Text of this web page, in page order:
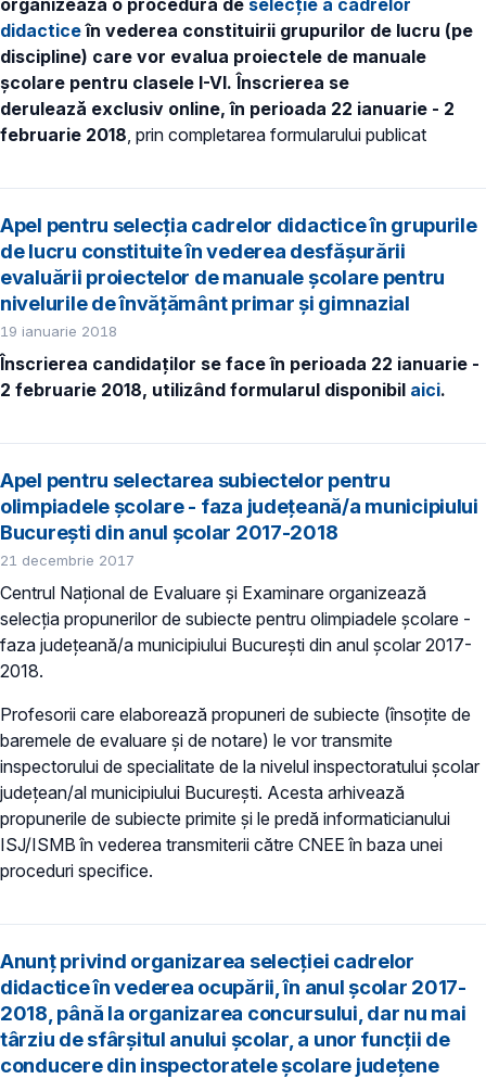
organizează o procedură de selecţie a cadrelor
didacticeîn vederea constituirii grupurilor de lucru (pe
discipline) care vor evalua proiectele de manuale
şcolare pentru clasele I-VI. Înscrierea se
derulează exclusiv online, în perioada 22 ianuarie - 2
februarie 2018, prin completarea formularului publicat
Apel pentru selecția cadrelor didactice în grupurile
de lucru constituite în vederea desfășurării
evaluării proiectelor de manuale școlare pentru
nivelurile de învățământ primar și gimnazial
19 ianuarie 2018
Înscrierea candidaților se face în perioada 22 ianuarie -
2 februarie 2018, utilizând formularul disponibil aici.
Apel pentru selectarea subiectelor pentru
olimpiadele școlare - faza județeană/a municipiului
București din anul şcolar 2017-2018
21 decembrie 2017
Centrul Național de Evaluare și Examinare organizează
selecţia propunerilor de subiecte pentru olimpiadele școlare -
faza județeană/a municipiului București din anul şcolar 2017-
2018.
Profesorii care elaborează propuneri de subiecte (însoțite de
baremele de evaluare și de notare) le vor transmite
inspectorului de specialitate de la nivelul inspectoratului școlar
județean/al municipiului București. Acesta arhivează
propunerile de subiecte primite și le predă informaticianului
ISJ/ISMB în vederea transmiterii către CNEE în baza unei
proceduri specifice.
Anunț privind organizarea selecţiei cadrelor
didactice în vederea ocupării, în anul şcolar 2017-
2018, până la organizarea concursului, dar nu mai
târziu de sfârşitul anului şcolar, a unor funcţii de
conducere din inspectoratele școlare județene